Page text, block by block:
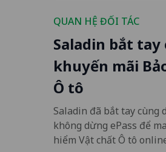
QUAN HỆ ĐỐI TÁC
Saladin bắt tay
khuyến mãi
Ô tô
Saladin đã bắt tay cùng
không dừng ePass để
hiểm Vật chất Ô tô